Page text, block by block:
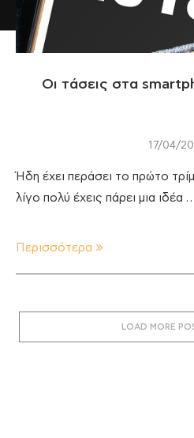
Οι τάσεις στα
17/04/
Ήδη έχει περάσει το πρώτο
λίγο πολύ έχεις πάρει μια ιδέα
Περισσότερα
LOAD MORE